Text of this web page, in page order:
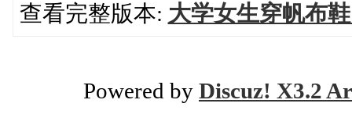
查看完整版本: 大学女生穿帆布
Powered by Discuz! X3.2